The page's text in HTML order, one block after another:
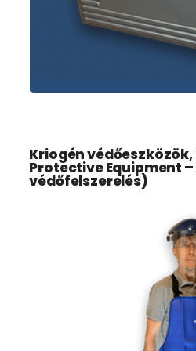
Kriogén védőeszközök,
Protective Equipment –
védőfelszerelés)